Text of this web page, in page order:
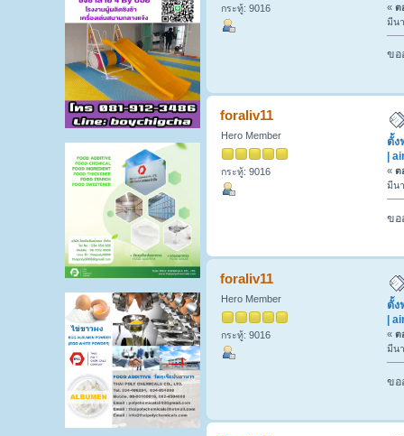
กระทู้: 9016 « ต
มีน
ขอ
foraliv11
Hero Member
กระทู้: 9016
ตั้ง
|
« ต
มีน
ขอ
foraliv11
Hero Member
กระทู้: 9016
ตั้ง
|
« ต
มีน
ขอ